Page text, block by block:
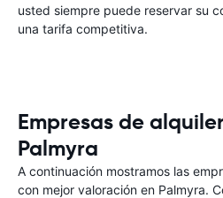
usted siempre puede reservar su
una tarifa competitiva.
Empresas de
Palmyra
A continuación mostramos las
con mejor valoración en Palmyra.